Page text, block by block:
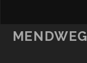
MENDWEG